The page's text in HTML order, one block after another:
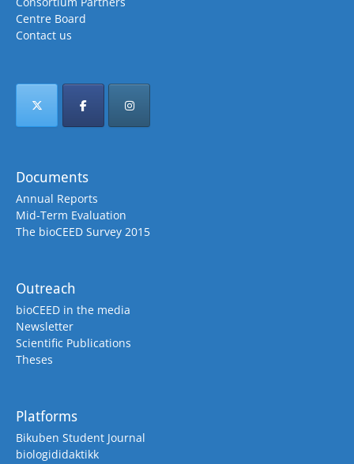
Centre Board
Contact us
Documents
Annual Reports
Mid-Term Evaluation
The bioCEED Survey 2015
Outreach
bioCEED in the media
Newsletter
Scientific Publications
Theses
Platforms
Bikuben Student Journal
biologididaktikk